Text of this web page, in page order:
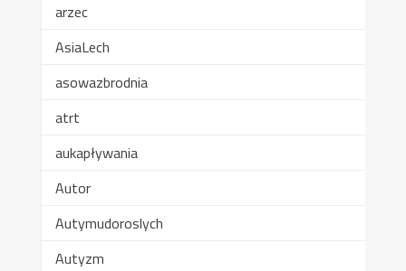
arzec
AsiaLech
asowazbrodnia
atrt
aukapływania
Autor
Autymudoroslych
Autyzm